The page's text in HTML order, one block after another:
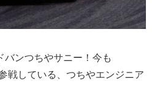
ンつちやサニー！今も
戦している、つちやエンジニア